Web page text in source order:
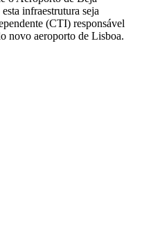
infraestrutura seja
(CTI) responsável
novo aeroporto de Lisboa.